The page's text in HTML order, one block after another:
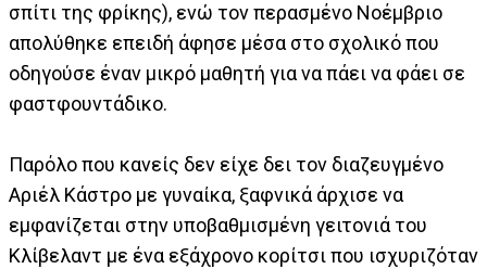
σπίτι της φρίκης), ενώ τον περασμένο Νοέμβριο
απολύθηκε επειδή άφησε μέσα στο σχολικό που
οδηγούσε έναν μικρό μαθητή για να πάει να φάει σε
φαστφουντάδικο.
Παρόλο που κανείς δεν είχε δει τον διαζευγμένο
Αριέλ Κάστρο με γυναίκα, ξαφνικά άρχισε να
εμφανίζεται στην υποβαθμισμένη γειτονιά του
Κλίβελαντ με ένα εξάχρονο κορίτσι που ισχυριζόταν